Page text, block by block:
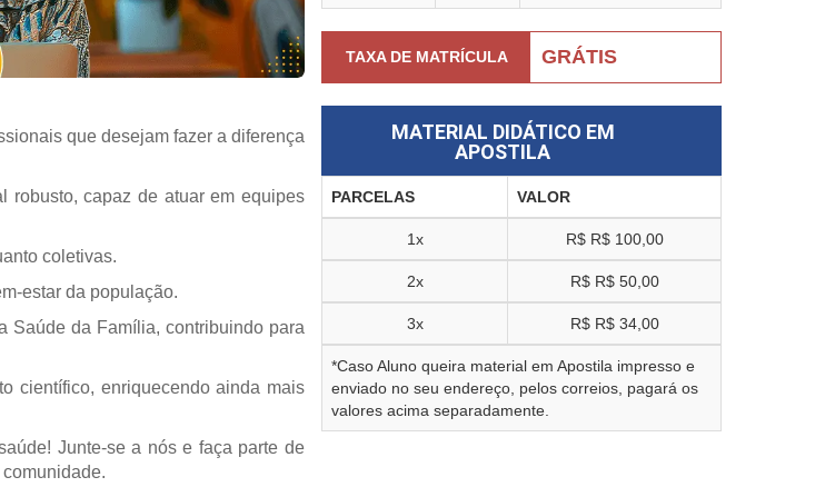
que desejam fazer a diferença
robusto, capaz de atuar em equipes
coletivas.
estar da população.
Saúde da Família, contribuindo para
científico, enriquecendo ainda mais
Junte-se a nós e faça parte de
TAXA DE MATRÍCULA GRÁTIS
MATERIAL DIDÁTICO EM
APOSTILA
PARCELAS VALOR
1x R$ R$ 100,00
2x R$ R$ 50,00
3x R$ R$ 34,00
*Caso Aluno queira material em Apostila impresso e
enviado no seu endereço, pelos correios, pagará os
valores acima separadamente.